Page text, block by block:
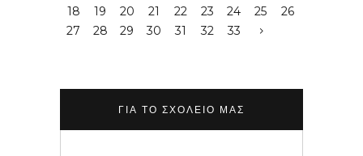
18
19 20 21 22 23 24 25
26
27
28 29 30 31 32 33
ΓΙΑ ΤΟ ΣΧΟΛΕΊΟ ΜΑΣ